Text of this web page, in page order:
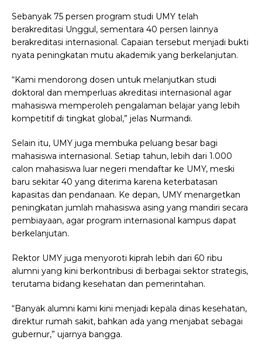
Sebanyak 75 persen program studi UMY telah
berakreditasi Unggul, sementara 40 persen lainnya
berakreditasi internasional. Capaian tersebut menjadi bukti
nyata peningkatan mutu akademik yang berkelanjutan.
“Kami mendorong dosen untuk melanjutkan studi
doktoral dan memperluas akreditasi internasional agar
mahasiswa memperoleh pengalaman belajar yang lebih
kompetitif di tingkat global,” jelas Nurmandi.
Selain itu, UMY juga membuka peluang besar bagi
mahasiswa internasional. Setiap tahun, lebih dari 1.000
calon mahasiswa luar negeri mendaftar ke UMY, meski
baru sekitar 40 yang diterima karena keterbatasan
kapasitas dan pendanaan. Ke depan, UMY menargetkan
peningkatan jumlah mahasiswa asing yang mandiri secara
pembiayaan, agar program internasional kampus dapat
berkelanjutan.
Rektor UMY juga menyoroti kiprah lebih dari 60 ribu
alumni yang kini berkontribusi di berbagai sektor strategis,
terutama bidang kesehatan dan pemerintahan.
“Banyak alumni kami kini menjadi kepala dinas kesehatan,
direktur rumah sakit, bahkan ada yang menjabat sebagai
gubernur,” ujarnya bangga.